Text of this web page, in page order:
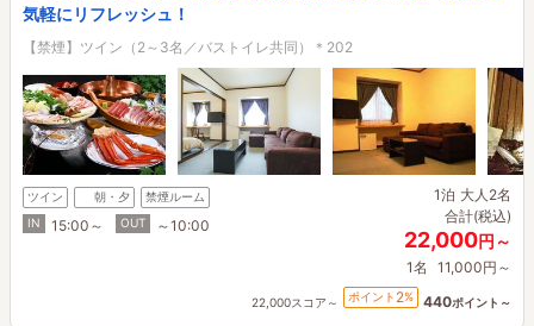
気軽にリフレッシュ！
【禁煙】ツイン（2～3名／バストイレ共同）＊202
ツイン 朝・夕
禁煙ルーム
IN
15:00～ OUT ～10:00
1泊 大人2名
合計(税込)
22,000円～
1名 11,000円～
22,000スコア～ ポイント 2% 440ポイント～